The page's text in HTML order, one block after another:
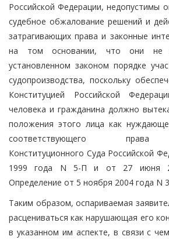
Российской Федерации, недопустимы
судебное обжалование решений и
затрагивающих права и законные
на том основании, что они не
установленном законом порядке
судопроизводства, поскольку
Конституцией Российской
человека и гражданина должно
положения этого лица как
соответствующего права
Конституционного Суда Российской
1999 года N 5-П и от 27 июня
Определение от 5 ноября 2004 года N
Таким образом, оспариваемая
расцениваться как нарушающая его
в указанном им аспекте, в связи с